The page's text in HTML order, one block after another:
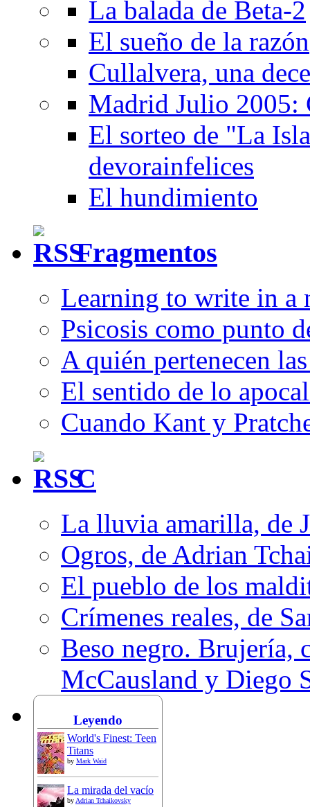
La balada de Beta-2
El sueño de la razón
Cullalvera, una
Madrid Julio 2005:
El sorteo de "La
devorainfelices
El hundimiento
Fragmentos
Learning to write in a
Psicosis como punto
A quién pertenecen
El sentido de lo
Cuando Kant y
C
La lluvia amarilla, de
Ogros, de Adrian
El pueblo de los
Crímenes reales, de
Beso negro. Brujería,
McCausland y Diego
Leyendo
World's Finest: Teen
Titans
by Mark Waid
La mirada del vacío
byAdrian Tchaikovsky